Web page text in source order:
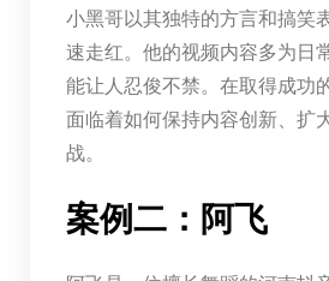
小黑哥以其独特的方言和搞笑
速走红。他的视频内容多为日
能让人忍俊不禁。在取得成功
面临着如何保持内容创新、扩
战。
案例二：阿飞